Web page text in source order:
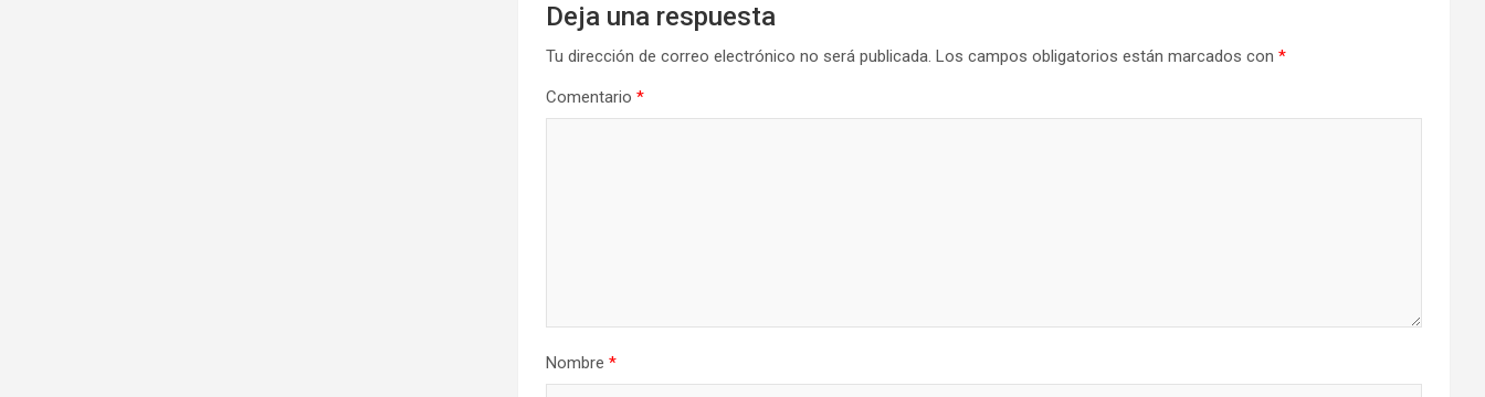
Deja una respuesta
Tu dirección de correo electrónico no será publicada. Los campos obligatorios están marcados con *
Comentario *
Nombre *